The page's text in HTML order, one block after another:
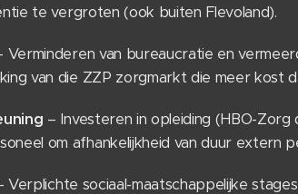
te vergroten (ook buiten Flevoland).
Verminderen van bureaucratie en
van die ZZP zorgmarkt die meer kost
– Investeren in opleiding (HBO-
om afhankelijkheid van duur extern
Verplichte sociaal-maatschappelijke